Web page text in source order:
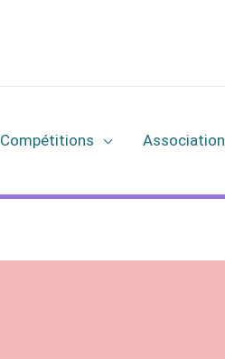
Compétitions Association